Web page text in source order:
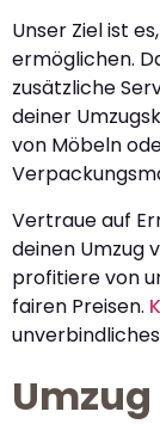
Unser Ziel ist
ermöglichen.
zusätzliche
deiner
von Möbeln
Vertraue auf
deinen Umzug
profitiere von
fairen Preisen.